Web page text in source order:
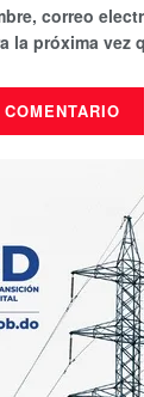
correo
la próxima vez